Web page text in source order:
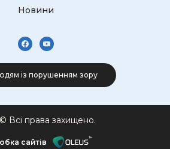
Новини
із порушенням зору
Всі права захищено.
сайтів